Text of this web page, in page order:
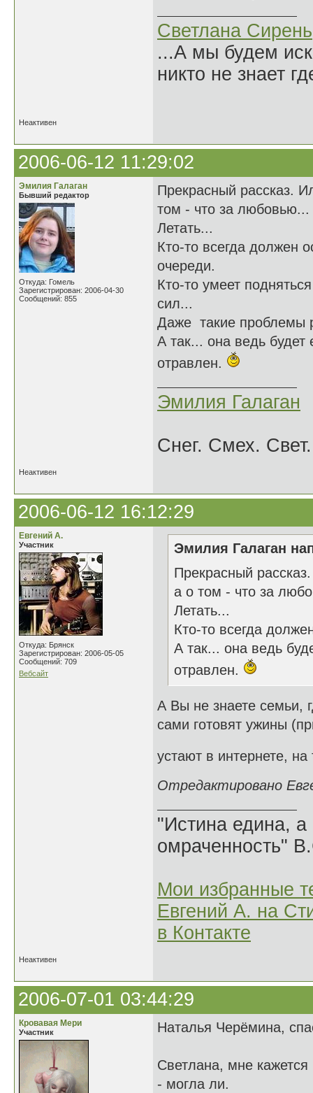
Светлана Сирень
...А мы будем
никто не знает
Неактивен
2006-06-12 11:29:02
Эмилия Галаган
Бывший редактор
Откуда: Гомель
Зарегистрирован: 2006-04-30
Сообщений: 855
Прекрасный рассказ.
том - что за любовью...
Летать...
Кто-то всегда должен
очереди.
Кто-то умеет
сил...
Даже такие проблемы
А так... она ведь
отравлен.
Эмилия Галаган
Снег. Смех. Свет.
Неактивен
2006-06-12 16:12:29
Евгений А.
Участник
Откуда: Брянск
Зарегистрирован: 2006-05-05
Сообщений: 709
Вебсайт
Эмилия Галаган
Прекрасный
а о том - что за
Летать...
Кто-то всегда
А так... она ведь
отравлен.
А Вы не знаете семьи,
сами готовят ужины
устают в интернете,
Отредактировано
"Истина едина,
омраченность"
Мои избранные
Евгений А. на
в Контакте
Неактивен
2006-07-01 03:44:29
Кровавая Мери
Участник Наталья Черёмина,
Светлана, мне
- могла ли.